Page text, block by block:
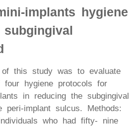
implants hygiene
this study was to evaluate
four hygiene protocols for
in reducing the subgingival
peri-implant sulcus. Methods:
who had fifty- nine